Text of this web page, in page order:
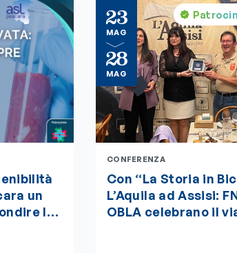
un
le
ECM
23
MAG
28
MAG
CONFERENZA
Con “La Storia in
L’Aquila ad Assisi:
OBLA celebrano il